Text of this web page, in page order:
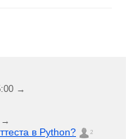
→
→
в Python? 2